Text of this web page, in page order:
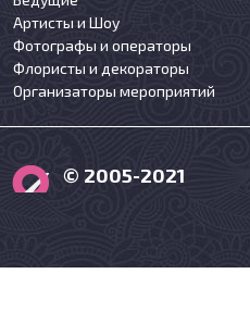
Артисты и Шоу
Фотографы и операторы
Флористы и декораторы
Организаторы мероприятий
© 2005-2021